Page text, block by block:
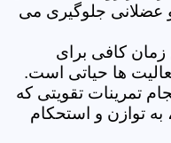
جلوگیری می
کافی برای
ها حیاتی است.
تمرینات تقویتی که
به توازن و استحکام